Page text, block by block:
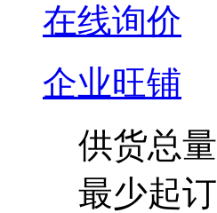
在线询价
企业旺铺
供货总量
最少起订